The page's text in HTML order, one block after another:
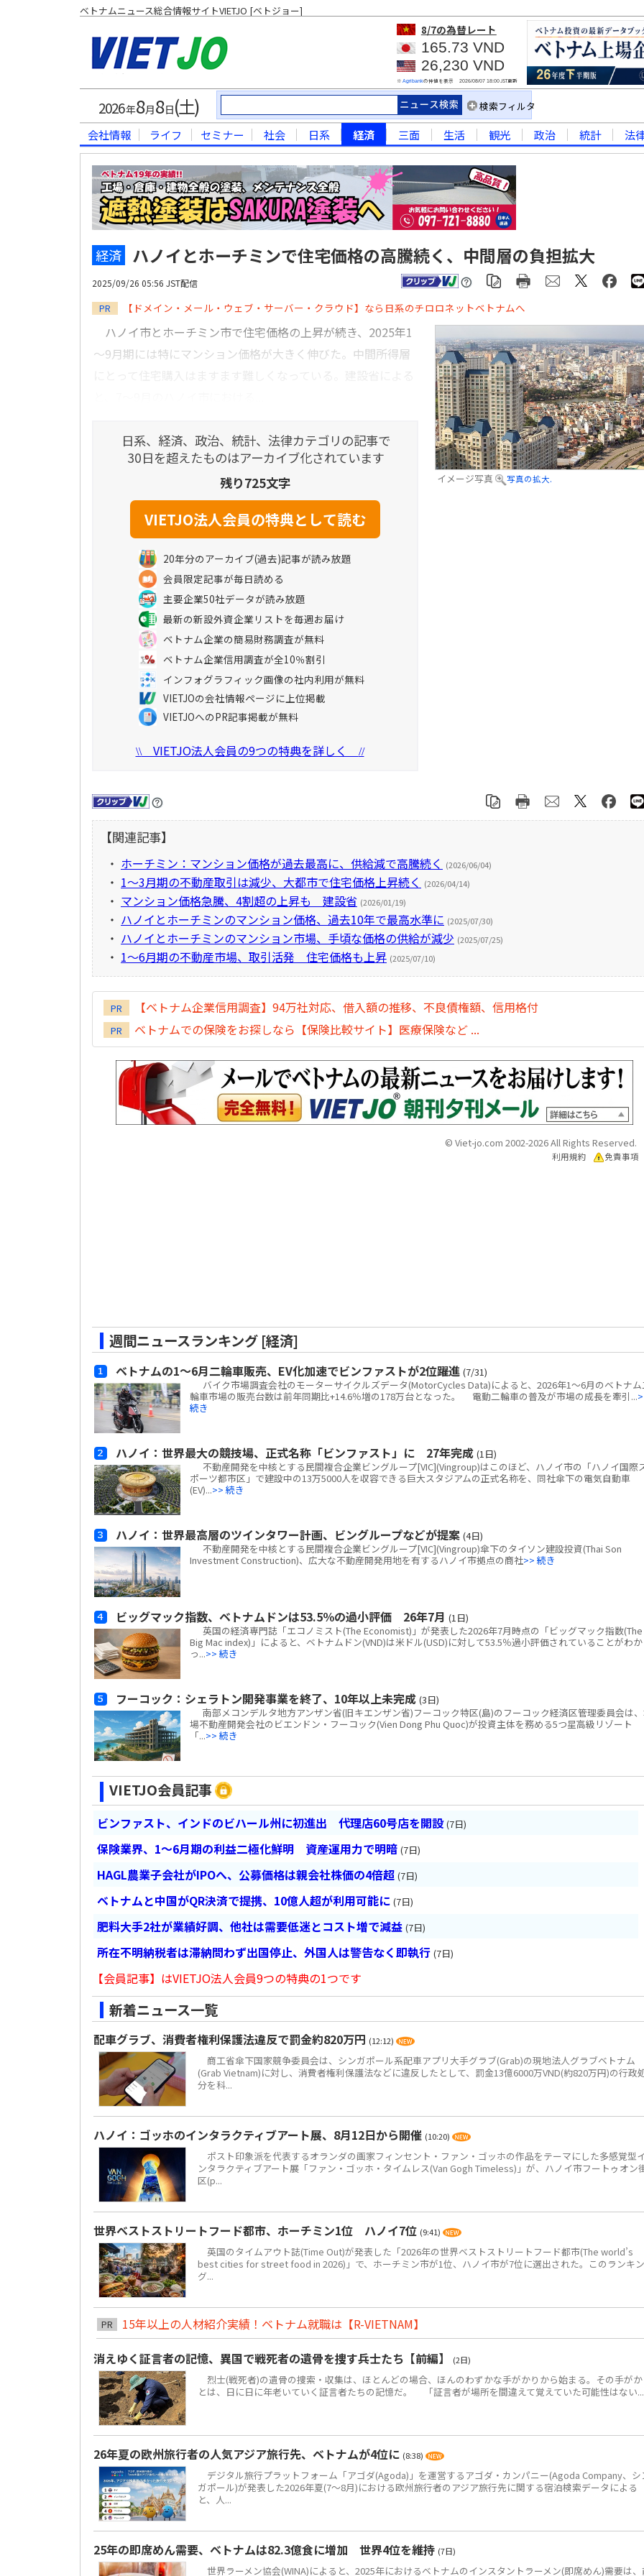
ベトナムニュース総合情報サイトVIETJO [ベトジョー]
8/7の為替レート
165.73 VND
26,230 VND
※ Agribankの仲値を表示 2026/08/07 18:00JST更新
2026年8月8日(土) 検索フィルタ
会社情報 ライフ セミナー 社会 日系 経済 三面 生活 観光 政治 統計 法
経済 ハノイとホーチミンで住宅価格の高騰続く、中間層の負担拡大
2025/09/26 05:56 JST配信
PR 【ドメイン・メール・ウェブ・サーバー・クラウド】なら日系のチロロネットベトナムへ
イメージ写真 写真の拡大.
ハノイ市とホーチミン市で住宅価格の上昇が続き、2025年1
～9月期には特にマンション価格が大きく伸びた。中間所得層
日系、経済、政治、統計、法律カテゴリの記事で
30日を超えたものはアーカイブ化されています
残り725文字
20年分のアーカイブ(過去)記事が読み放題
会員限定記事が毎日読める
主要企業50社データが読み放題
最新の新設外資企業リストを毎週お届け
ベトナム企業の簡易財務調査が無料
ベトナム企業信用調査が全10％割引
インフォグラフィック画像の社内利用が無料
VIETJOの会社情報ページに上位掲載
VIETJOへのPR記事掲載が無料
\\VIETJO法人会員の9つの特典を詳しく //
【関連記事】
・ ホーチミン：マンション価格が過去最高に、供給減で高騰続く (2026/06/04)
・ 1～3月期の不動産取引は減少、大都市で住宅価格上昇続く (2026/04/14)
・ マンション価格急騰、4割超の上昇も 建設省 (2026/01/19)
・ ハノイとホーチミンのマンション価格、過去10年で最高水準に (2025/07/30)
・ ハノイとホーチミンのマンション市場、手頃な価格の供給が減少 (2025/07/25)
・ 1～6月期の不動産市場、取引活発 住宅価格も上昇 (2025/07/10)
PR 【ベトナム企業信用調査】94万社対応、借入額の推移、不良債権額、信用格付
PR ベトナムでの保険をお探しなら【保険比較サイト】医療保険など ...
© Viet-jo.com 2002-2026 All Rights Reserved.
利用規約 免責事項
週間ニュースランキング [経済]
ベトナムの1～6月二輪車販売、EV化加速でビンファストが2位躍進 (7/31)
バイク市場調査会社のモーターサイクルズデータ(MotorCycles Data)によると、2026年1～6月のベトナ
輪車市場の販売台数は前年同期比+14.6％増の178万台となった。 電動二輪車の普及が市場の成長を牽引...
続き
ハノイ：世界最大の競技場、正式名称「ビンファスト」に 27年完成 (1日)
不動産開発を中核とする民間複合企業ビングループ[VIC](Vingroup)はこのほど、ハノイ市の「ハノイ国際
ポーツ都市区」で建設中の13万5000人を収容できる巨大スタジアムの正式名称を、同社傘下の電気自動車
(EV)...>> 続き
ハノイ：世界最高層のツインタワー計画、ビングループなどが提案 (4日)
不動産開発を中核とする民間複合企業ビングループ[VIC](Vingroup)傘下のタイソン建設投資(Thai Son
Investment Construction)、広大な不動産開発用地を有するハノイ市拠点の商社>> 続き
ビッグマック指数、ベトナムドンは53.5％の過小評価 26年7月 (1日)
英国の経済専門誌「エコノミスト(The Economist)」が発表した2026年7月時点の「ビッグマック指数(The
Big Mac index)」によると、ベトナムドン(VND)は米ドル(USD)に対して53.5％過小評価されていることがわか
っ...>> 続き
フーコック：シェラトン開発事業を終了、10年以上未完成 (3日)
南部メコンデルタ地方アンザン省(旧キエンザン省)フーコック特区(島)のフーコック経済区管理委員会は
場不動産開発会社のビエンドン・フーコック(Vien Dong Phu Quoc)が投資主体を務める5つ星高級リゾート
「...>> 続き
VIETJO会員記事
ビンファスト、インドのビハール州に初進出 代理店60号店を開設 (7日)
保険業界、1～6月期の利益二極化鮮明 資産運用力で明暗 (7日)
HAGL農業子会社がIPOへ、公募価格は親会社株価の4倍超 (7日)
ベトナムと中国がQR決済で提携、10億人超が利用可能に (7日)
肥料大手2社が業績好調、他社は需要低迷とコスト増で減益 (7日)
所在不明納税者は滞納問わず出国停止、外国人は警告なく即執行 (7日)
【会員記事】はVIETJO法人会員9つの特典の1つです
新着ニュース一覧
配車グラブ、消費者権利保護法違反で罰金約820万円 (12:12)
商工省傘下国家競争委員会は、シンガポール系配車アプリ大手グラブ(Grab)の現地法人グラブベトナム
(Grab Vietnam)に対し、消費者権利保護法などに違反したとして、罰金13億6000万VND(約820万円)の行政
分を科...
ハノイ：ゴッホのインタラクティブアート展、8月12日から開催 (10:20)
ポスト印象派を代表するオランダの画家フィンセント・ファン・ゴッホの作品をテーマにした多感覚型
ンタラクティブアート展「ファン・ゴッホ・タイムレス(Van Gogh Timeless)」が、ハノイ市フートゥオン
区(p...
世界ベストストリートフード都市、ホーチミン1位 ハノイ7位 (9:41)
英国のタイムアウト誌(Time Out)が発表した「2026年の世界ベストストリートフード都市(The world’s
best cities for street food in 2026)」で、ホーチミン市が1位、ハノイ市が7位に選出された。このランキン
グ...
PR
15年以上の人材紹介実績！ベトナム就職は【R-VIETNAM】
消えゆく証言者の記憶、異国で戦死者の遺骨を捜す兵士たち【前編】
(2日)
烈士(戦死者)の遺骨の捜索・収集は、ほとんどの場合、ほんのわずかな手がかりから始まる。その手が
とは、日に日に年老いていく証言者たちの記憶だ。 「証言者が場所を間違えて覚えていた可能性はない...
26年夏の欧州旅行者の人気アジア旅行先、ベトナムが4位に (8:38)
デジタル旅行プラットフォーム「アゴダ(Agoda)」を運営するアゴダ・カンパニー(Agoda Company、シ
ガポール)が発表した2026年夏(7～8月)における欧州旅行者のアジア旅行先に関する宿泊検索データによる
と、人...
25年の即席めん需要、ベトナムは82.3億食に増加 世界4位を維持 (7日)
世界ラーメン協会(WINA)によると、2025年におけるベトナムのインスタントラーメン(即席めん)需要は